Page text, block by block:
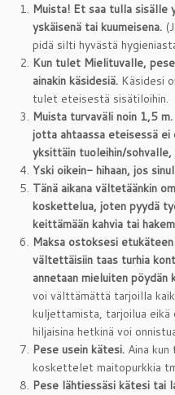
Muista! Et saa tulla sisälle
yskäisenä tai kuumeisena.
pidä silti hyvästä
Kun tulet Mielituvalle,
ainakin käsidesiä. Käsidesi
tulet eteisestä sisätiloihin.
Muista turvaväli noin 1,5 m.
jotta ahtaassa eteisessä ei
yksittäin tuoleihin/
Yski oikein- hihaan, jos
Tänä aikana vältetäänkin
koskettelua, joten pyydä
keittämään kahvia tai
Maksa ostoksesi
vältettäisiin taas turhia
annetaan mieluiten
voi välttämättä tarjoilla
kuljettamista, tarjoilua eikä
hiljaisina hetkinä voi
Pese usein kätesi. Aina
koskettelet maitopurkkia
Pese lähtiessäsi kätesi tai